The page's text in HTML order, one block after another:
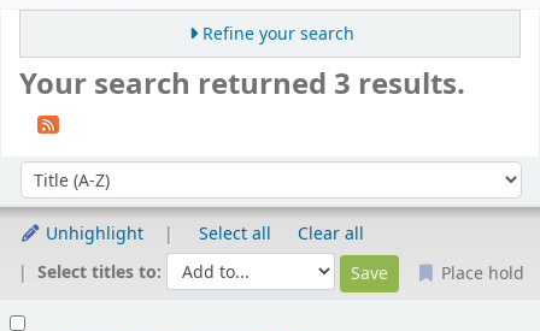
Refine your search
Your search returned 3 results.
Sort by:
Unhighlight Select all
Clear all
Select titles to:
Place hold